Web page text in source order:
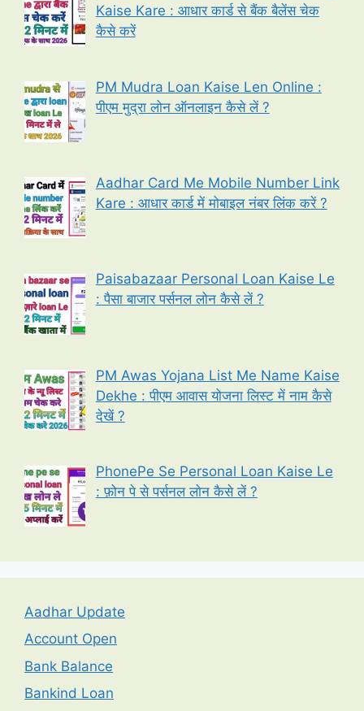
Kaise Kare : आधार कार्ड से बैंक बैलेंस चेक
कैसे करें
PM Mudra Loan Kaise Len Online :
पीएम मुद्रा लोन ऑनलाइन कैसे लें ?
Aadhar Card Me Mobile Number Link
Kare : आधार कार्ड में मोबाइल नंबर लिंक करें ?
Paisabazaar Personal Loan Kaise Le
: पैसा बाजार पर्सनल लोन कैसे लें ?
PM Awas Yojana List Me Name Kaise
Dekhe : पीएम आवास योजना लिस्ट में नाम कैसे
देखें ?
PhonePe Se Personal Loan Kaise Le
: फ़ोन पे से पर्सनल लोन कैसे लें ?
Aadhar Update
Account Open
Bank Balance
Bankind Loan